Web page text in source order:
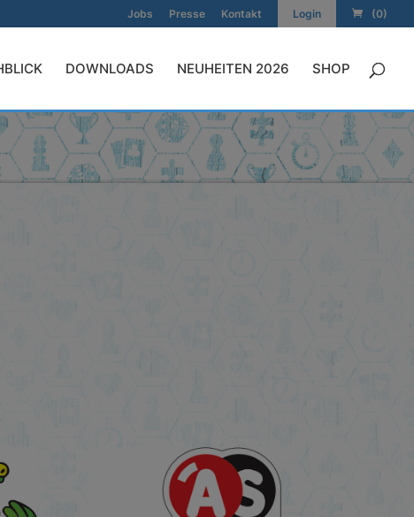
Jobs Presse Kontakt Login (0)
DOWNLOADS NEUHEITEN 2026 SHOP